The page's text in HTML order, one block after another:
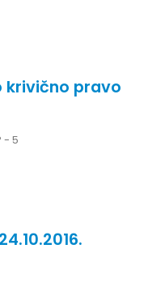
krivično pravo
- 5